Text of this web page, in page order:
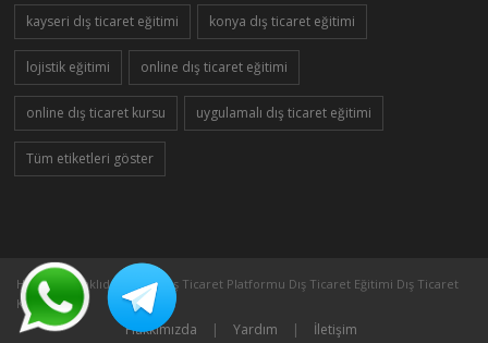
kayseri dış ticaret eğitimi konya dış ticaret eğitimi
lojistik eğitimi online dış ticaret eğitimi
online dış ticaret kursu uygulamalı dış ticaret eğitimi
Tüm etiketleri göster
Her Hakkı Saklıdır ©2005 Dış Ticaret Platformu Dış Ticaret Eğitimi Dış Ticaret
Kursu
Hakkımızda | Yardım | İletişim